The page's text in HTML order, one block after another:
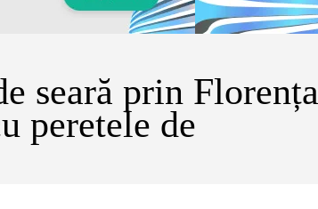
seară prin Florența
peretele de